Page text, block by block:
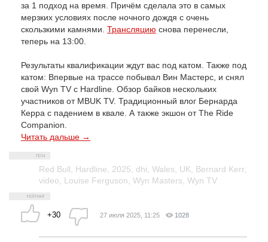
за 1 подход на время. Причём сделала это в самых
мерзких условиях после ночного дождя с очень
скользкими камнями. Трансляцию снова перенесли,
теперь на 13:00.
Результаты квалификации ждут вас под катом. Также под
катом: Впервые на трассе побывал Вин Мастерс, и снял
свой Wyn TV с Hardline. Обзор байков нескольких
участников от MBUK TV. Традиционный влог Бернарда
Керра с падением в квале. А также экшон от The Ride
Companion.
Читать дальше →
Red Bull, Hardline, 2025, dhi, Wales, UK, Bernard Kerr,
video, Louise Ferguson, Wyn Masters, Wyn TV
+30 27 июля 2025, 11:25 1028